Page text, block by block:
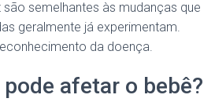
semelhantes às mudanças que
geralmente já experimentam.
da doença.
afetar o bebê?